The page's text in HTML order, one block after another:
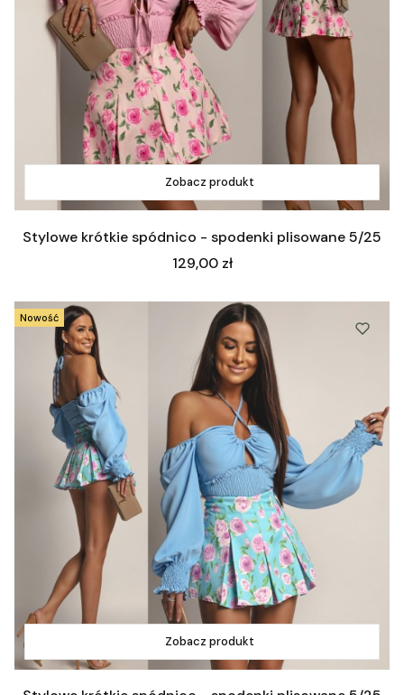
Zobacz produkt
Stylowe krótkie spódnico - spodenki plisowane 5/25
Cena
129,00 zł
Nowość
Zobacz produkt